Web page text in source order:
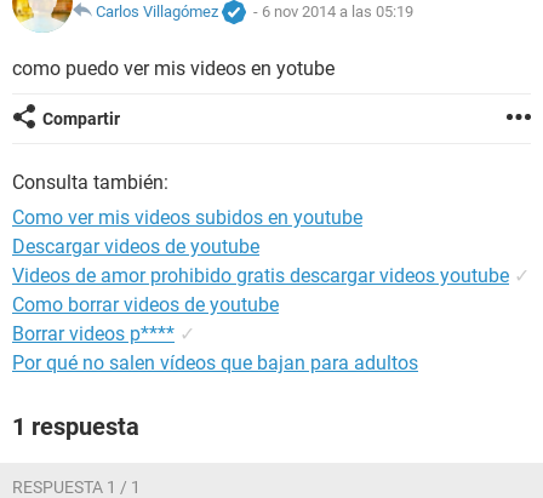
Carlos Villagómez
- 6 nov 2014 a las 05:19
como puedo ver mis videos en yotube
Compartir
Consulta también:
Como ver mis videos subidos en youtube
Descargar videos de youtube
Videos de amor prohibido gratis descargar videos youtube ✓
Como borrar videos de youtube
Borrar videos p**** ✓
Por qué no salen vídeos que bajan para adultos
1 respuesta
RESPUESTA 1 / 1